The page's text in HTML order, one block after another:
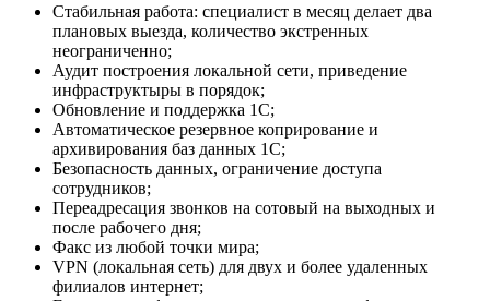
Стабильная работа: специалист в месяц делает два
плановых выезда, количество экстренных
неограниченно;
Аудит построения локальной сети, приведение
инфраструктыры в порядок;
Обновление и поддержка 1С;
Автоматическое резервное коприрование и
архивирования баз данных 1С;
Безопасность данных, ограничение доступа
сотрудников;
Переадресация звонков на сотовый на выходных и
после рабочего дня;
Факс из любой точки мира;
VPN (локальная сеть) для двух и более удаленных
филиалов интернет;